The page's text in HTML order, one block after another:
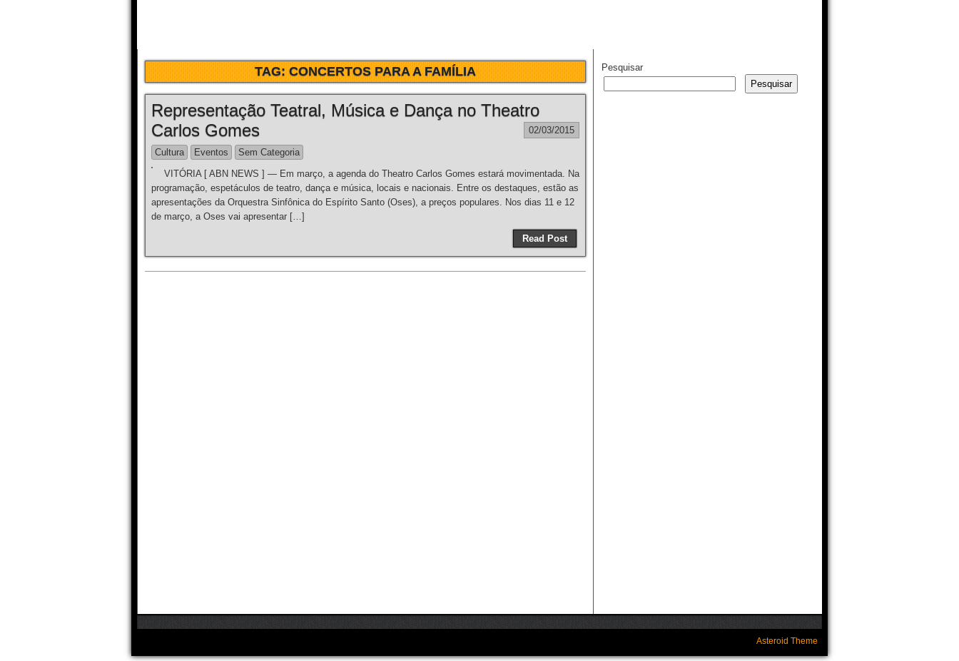
TAG:CONCERTOS PARA A FAMÍLIA
Representação Teatral, Música e Dança no Theatro
Carlos Gomes
02/03/2015
Cultura Eventos
Sem Categoria
VITÓRIA [ ABN NEWS ] — Em março, a agenda do Theatro Carlos Gomes estará movimentada. Na
programação, espetáculos de teatro, dança e música, locais e nacionais. Entre os destaques, estão as
apresentações da Orquestra Sinfônica do Espírito Santo (Oses), a preços populares. Nos dias 11 e 12
de março, a Oses vai apresentar […]
Read Post
Pesquisar
Pesquisar
Asteroid Theme